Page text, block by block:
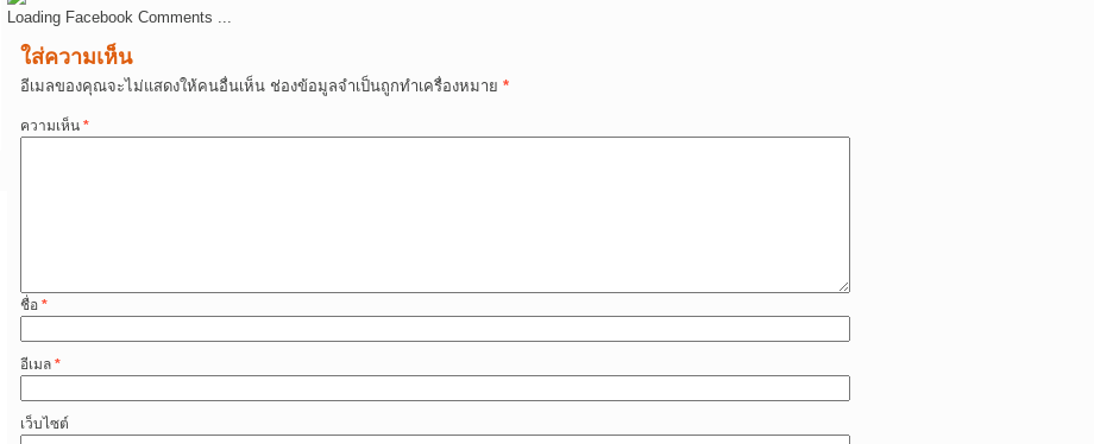
Loading Facebook Comments ...
ใส่ความเห็น
อีเมลของคุณจะไม่แสดงให้คนอื่นเห็น ช่องข้อมูลจำเป็นถูกทำเครื่องหมาย *
ความเห็น *
ชื่อ *
อีเมล *
เว็บไซต์